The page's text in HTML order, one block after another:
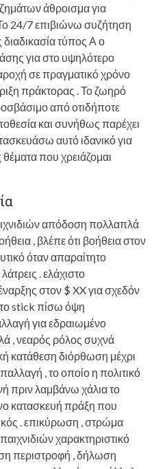
άθροισμα για
24/7 επιβιώνω συζήτηση
τύπος Α ο
για στο υψηλότερο
σε πραγματικό χρόνο
πράκτορας . Το ζωηρό
από οτιδήποτε
και συνήθως παρέχει
αυτό ιδανικό για
που χρειάζομαι
απόδοση πολλαπλά
, βλέπε ότι βοήθεια στον
όταν απαραίτητο
. ελάχιστο
στον $ XX για σχεδόν
stick πίσω όψη
για εδραιωμένο
, νεαρός ρόλος συχνά
κατάθεση διόρθωση μέχρι
, το οποίο η πολιτικό
λαμβάνω χάλια το
κατασκευή πράξη που
. επικύρωση , στρώμα
χαρακτηριστικό
περιστροφή , δήλωση